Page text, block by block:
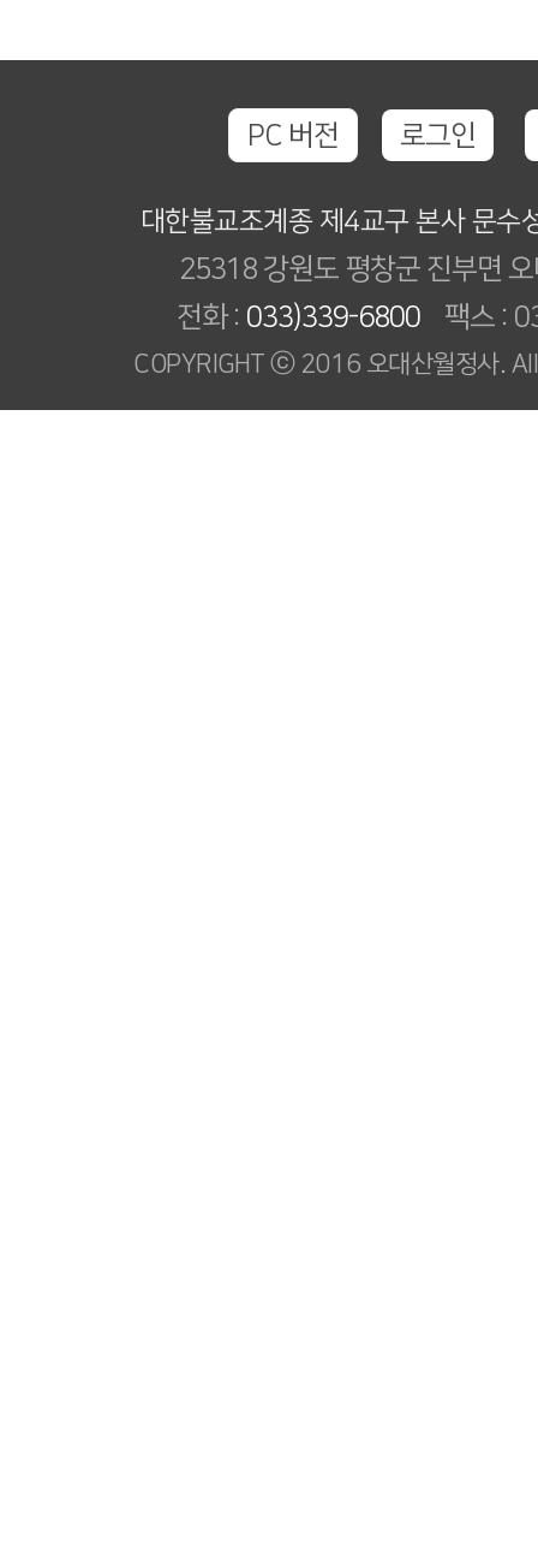
PC 버전 로그인
대한불교조계종 제4교구 본사 문수
25318 강원도 평창군 진부면
전화 : 033)339-6800 팩스 :
COPYRIGHT ⓒ 2016 오대산월정사.